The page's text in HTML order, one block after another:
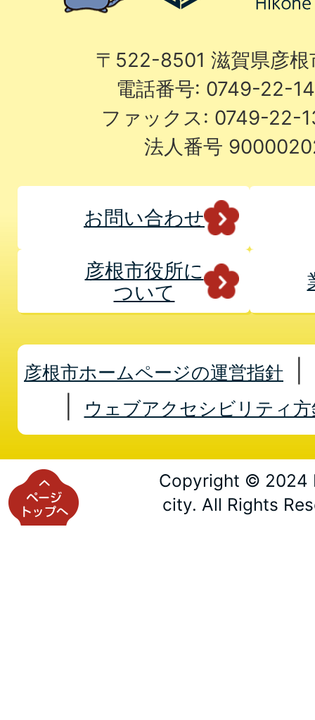
〒522-8501 滋賀県彦
電話番号: 0749-22-
ファックス: 0749-22-
法人番号
お問い合わせ
彦根市役所に
ついて
彦根市ホームページの運営指針
ウェブアクセシビリティ方
Copyright © 2024
city. All Rights